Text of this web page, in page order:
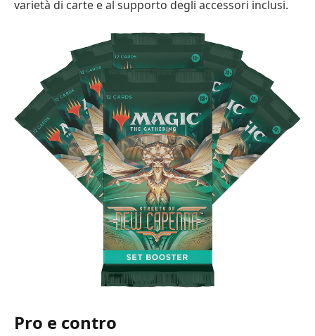
varietà di carte e al supporto degli accessori inclusi.
Pro e contro